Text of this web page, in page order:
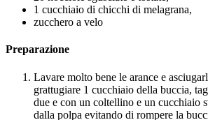
1 cucchiaio di chicchi di melagrana,
zucchero a velo
Preparazione
Lavare molto bene le arance e
grattugiare 1 cucchiaio della buccia,
due e con un coltellino e un cucchiaio
dalla polpa evitando di rompere la